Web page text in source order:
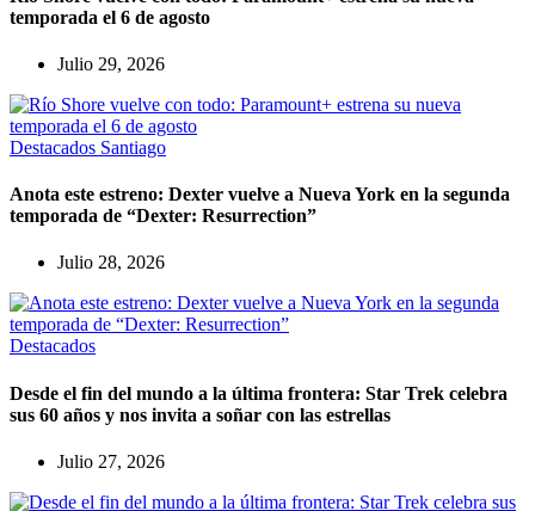
temporada el 6 de agosto
Julio 29, 2026
Destacados Santiago
Anota este estreno: Dexter vuelve a Nueva York en la segunda
temporada de “Dexter: Resurrection”
Julio 28, 2026
Destacados
Desde el fin del mundo a la última frontera: Star Trek celebra
sus 60 años y nos invita a soñar con las estrellas
Julio 27, 2026